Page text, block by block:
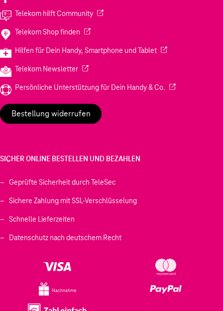
Telekom hilft Community(Wird in einem neuen Tab geöffnet)
Telekom Shop finden (Wird in einem neuen Tab geöffnet)
Hilfen für Dein Handy, Smartphone und Tablet(Wird in einem
Telekom Newsletter(Wird in einem neuen Tab geöffnet)
Persönliche Unterstützung für Dein Handy & Co. (Wird in einem
Bestellung widerrufen
SICHER ONLINE BESTELLEN UND BEZAHLEN
Geprüfte Sicherheit durch TeleSec
Sichere Zahlung mit SSL-Verschlüsselung
Schnelle Lieferzeiten
Datenschutz nach deutschem Recht
Nachnahme